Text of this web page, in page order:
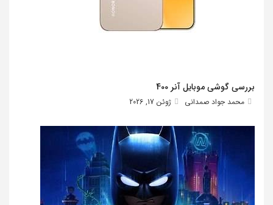
بررسی گوشی موبایل آنر 400
محمد جواد صمدانی ژوئن 17, 2026